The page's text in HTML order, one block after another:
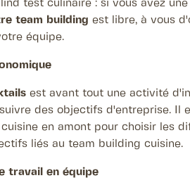
test culinaire : si vous avez
team building est libre, à vous
équipe.
est avant tout une activité
des objectifs d'entreprise. Il
en amont pour choisir les
liés au team building cuisine.
travail en équipe